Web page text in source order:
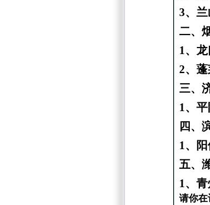
3、
二、
1 、
2、
三、
1 、
四、
1 、
五、
1 、
请你在